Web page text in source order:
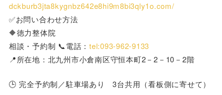
dckburb3jta8kygnbz642e8hi9m8bi3qly1o.com/
✅お問い合わせ方法
🔶徳力整体院
相談・予約制 📞電話：tel:093-962-9133
📍所在地：北九州市小倉南区守恒本町2－2－10－2階
🕒 完全予約制／駐車場あり 3台共用（看板側に寄せて）